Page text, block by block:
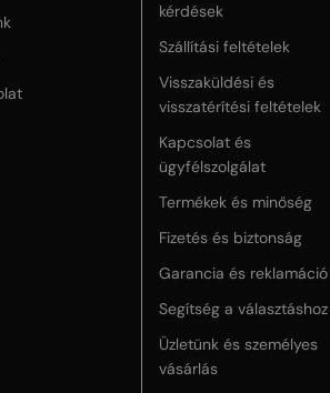
kérdések
Szállítási feltételek
Visszaküldési és
visszatérítési feltételek
Kapcsolat és
ügyfélszolgálat
Termékek és minőség
Fizetés és biztonság
Garancia és reklamáció
Segítség a választáshoz
Üzletünk és személyes
vásárlás